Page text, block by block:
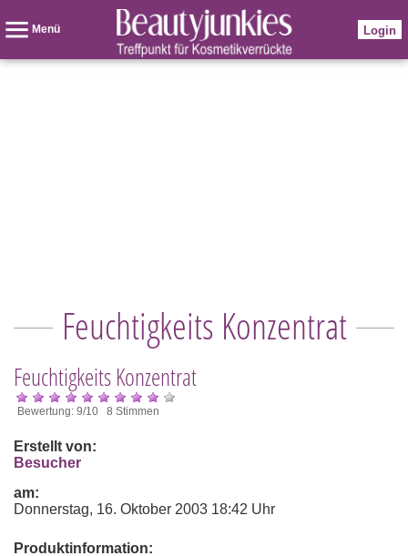
Menü Login
Feuchtigkeits Konzentrat
Feuchtigkeits Konzentrat
Bewertung: 9/10 8 Stimmen
Erstellt von:
Besucher
am:
Donnerstag, 16. Oktober 2003 18:42 Uhr
Produktinformation: